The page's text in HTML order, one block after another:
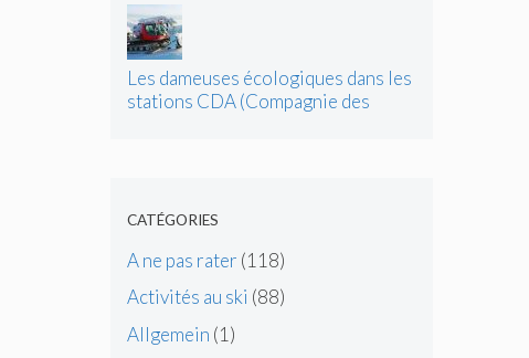
Les dameuses écologiques dans les
stations CDA (Compagnie des
CATÉGORIES
A ne pas rater (118)
Activités au ski (88)
Allgemein (1)